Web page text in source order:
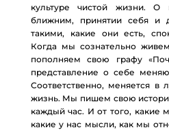
культуре чистой жизни. О
ближним, принятии себя и
такими, какие они есть,
Когда мы сознательно
пополняем свою графу
представление о себе
Соответственно, меняется
жизнь. Мы пишем свою
каждый час. И от того, какие
какие у нас мысли, как мы